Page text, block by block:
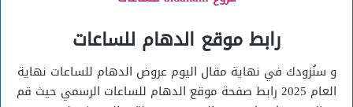
رابط موقع الدهام للساعات
و سنُزودك في نهاية مقال اليوم عروض الدهام للساعات نهاية
العام 2025 رابط صفحة موقع الدهام للساعات الرسمي حيث قم